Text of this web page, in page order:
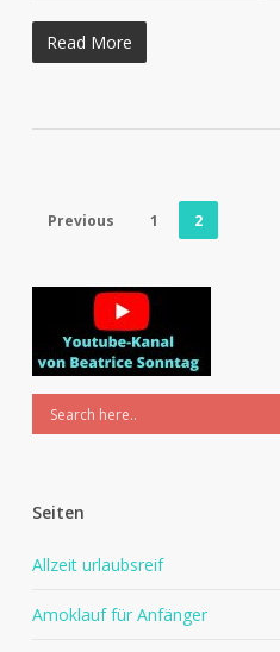
Read More
Previous 1 2
Seiten
Allzeit urlaubsreif
Amoklauf für Anfänger